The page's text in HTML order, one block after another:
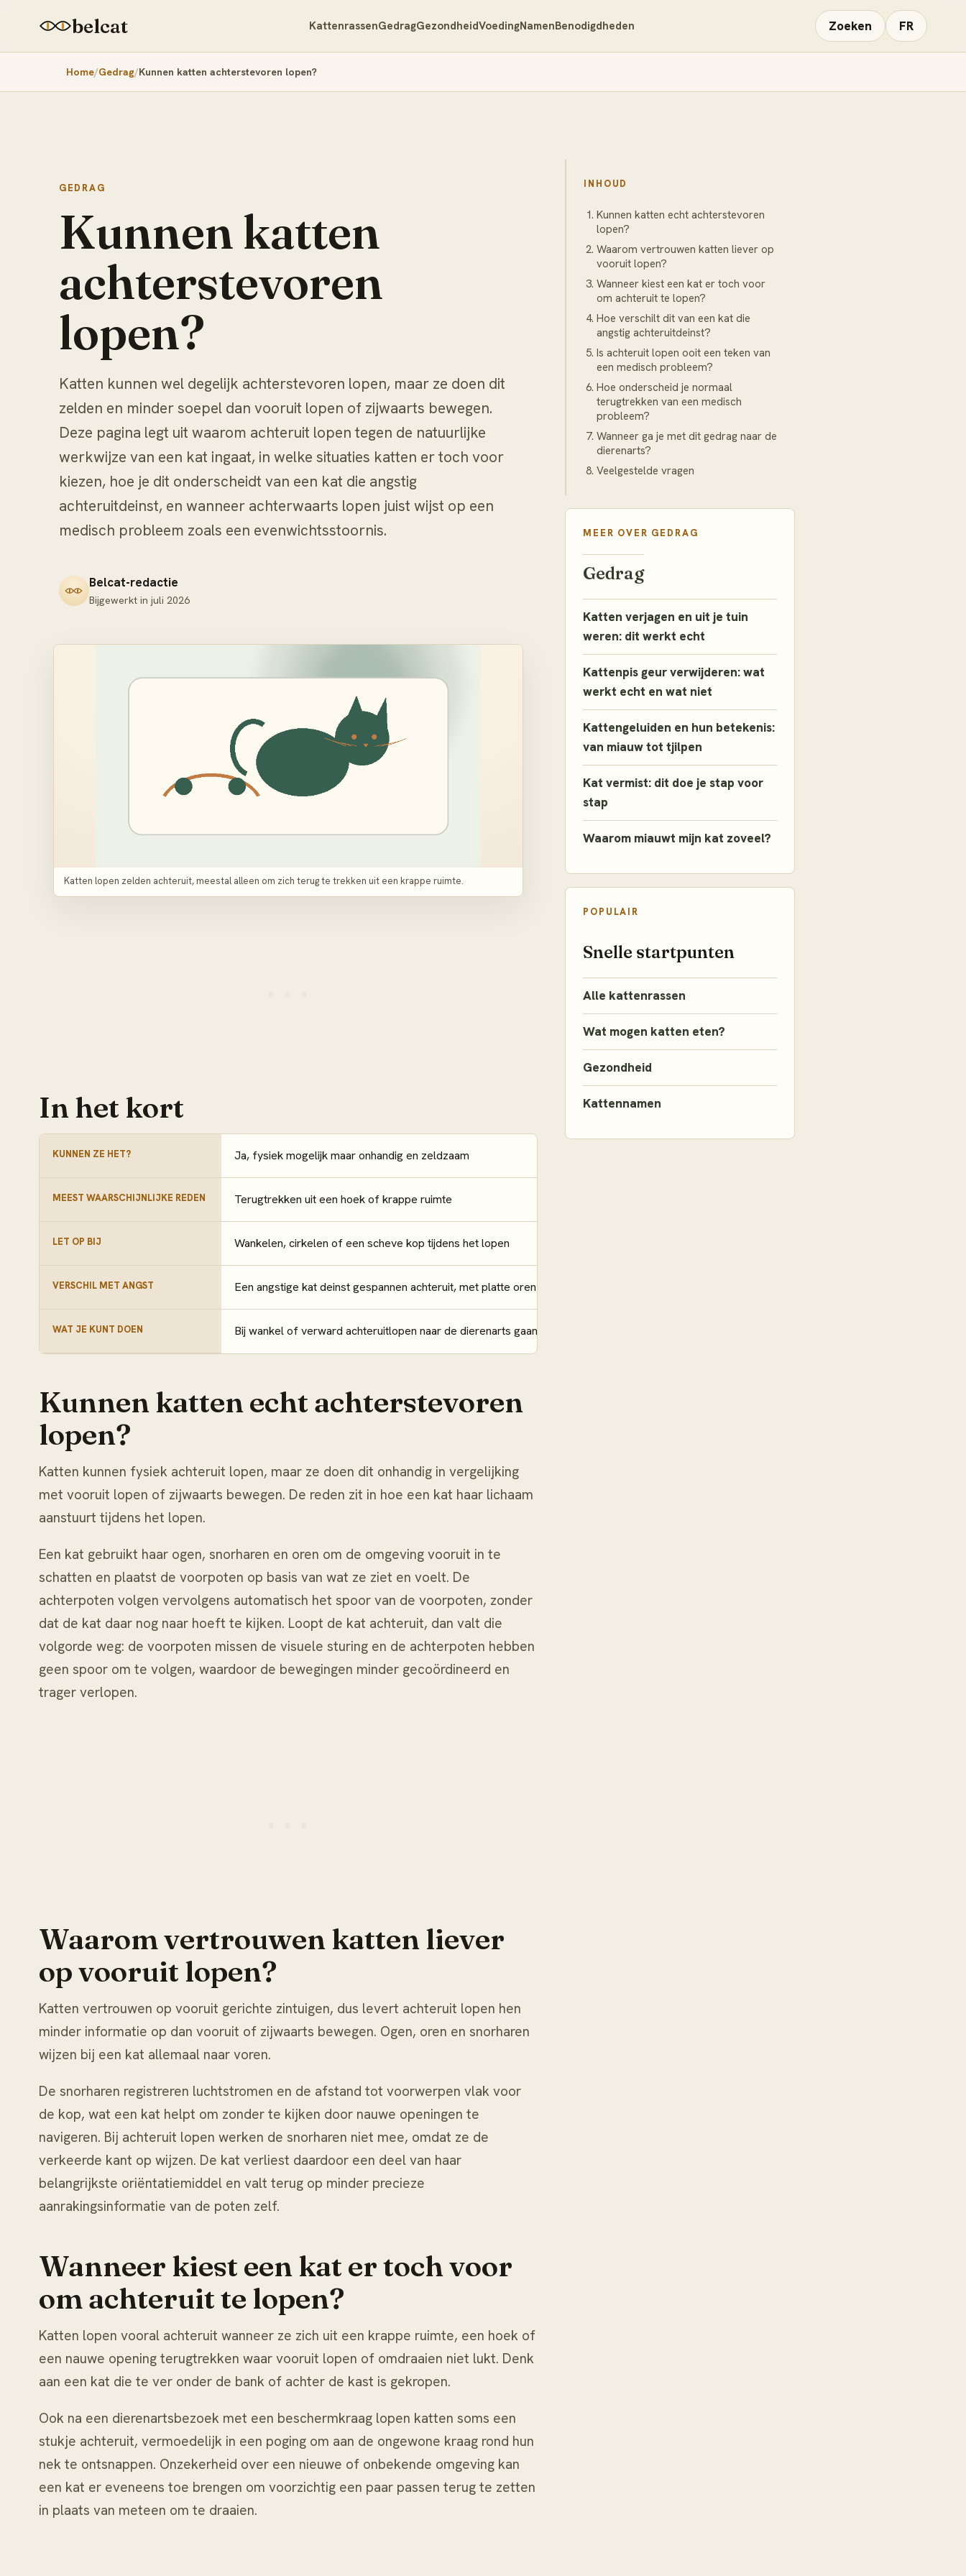
belcat KattenrassenGedragGezondheidVoedingNamenBenodigdheden Zoeken FR
Home Gedrag Kunnen katten achterstevoren lopen?
GEDRAG
Kunnen katten
achterstevoren
lopen?
Katten kunnen wel degelijk achterstevoren lopen, maar ze doen dit
zelden en minder soepel dan vooruit lopen of zijwaarts bewegen.
Deze pagina legt uit waarom achteruit lopen tegen de natuurlijke
werkwijze van een kat ingaat, in welke situaties katten er toch voor
kiezen, hoe je dit onderscheidt van een kat die angstig
achteruitdeinst, en wanneer achterwaarts lopen juist wijst op een
medisch probleem zoals een evenwichtsstoornis.
Belcat-redactie
Bijgewerkt in juli 2026
Katten lopen zelden achteruit, meestal alleen om zich terug te trekken uit een krappe ruimte.
In het kort
KUNNEN ZE HET? Ja, fysiek mogelijk maar onhandig en zeldzaam
MEEST WAARSCHIJNLIJKE REDEN Terugtrekken uit een hoek of krappe ruimte
LET OP BIJ Wankelen, cirkelen of een scheve kop tijdens het lopen
VERSCHIL MET ANGST Een angstige kat deinst gespannen achteruit, met platte oren
WAT JE KUNT DOEN Bij wankel of verward achteruitlopen naar de dierenarts gaan
Kunnen katten echt achterstevoren
lopen?
Katten kunnen fysiek achteruit lopen, maar ze doen dit onhandig in vergelijking
met vooruit lopen of zijwaarts bewegen. De reden zit in hoe een kat haar lichaam
aanstuurt tijdens het lopen.
Een kat gebruikt haar ogen, snorharen en oren om de omgeving vooruit in te
schatten en plaatst de voorpoten op basis van wat ze ziet en voelt. De
achterpoten volgen vervolgens automatisch het spoor van de voorpoten, zonder
dat de kat daar nog naar hoeft te kijken. Loopt de kat achteruit, dan valt die
volgorde weg: de voorpoten missen de visuele sturing en de achterpoten hebben
geen spoor om te volgen, waardoor de bewegingen minder gecoördineerd en
trager verlopen.
Waarom vertrouwen katten liever
op vooruit lopen?
Katten vertrouwen op vooruit gerichte zintuigen, dus levert achteruit lopen hen
minder informatie op dan vooruit of zijwaarts bewegen. Ogen, oren en snorharen
wijzen bij een kat allemaal naar voren.
De snorharen registreren luchtstromen en de afstand tot voorwerpen vlak voor
de kop, wat een kat helpt om zonder te kijken door nauwe openingen te
navigeren. Bij achteruit lopen werken de snorharen niet mee, omdat ze de
verkeerde kant op wijzen. De kat verliest daardoor een deel van haar
belangrijkste oriëntatiemiddel en valt terug op minder precieze
aanrakingsinformatie van de poten zelf.
Wanneer kiest een kat er toch voor
om achteruit te lopen?
Katten lopen vooral achteruit wanneer ze zich uit een krappe ruimte, een hoek of
een nauwe opening terugtrekken waar vooruit lopen of omdraaien niet lukt. Denk
aan een kat die te ver onder de bank of achter de kast is gekropen.
Ook na een dierenartsbezoek met een beschermkraag lopen katten soms een
stukje achteruit, vermoedelijk in een poging om aan de ongewone kraag rond hun
nek te ontsnappen. Onzekerheid over een nieuwe of onbekende omgeving kan
een kat er eveneens toe brengen om voorzichtig een paar passen terug te zetten
in plaats van meteen om te draaien.
INHOUD
Kunnen katten echt achterstevoren
lopen?
Waarom vertrouwen katten liever op
vooruit lopen?
Wanneer kiest een kat er toch voor
om achteruit te lopen?
Hoe verschilt dit van een kat die
angstig achteruitdeinst?
Is achteruit lopen ooit een teken van
een medisch probleem?
Hoe onderscheid je normaal
terugtrekken van een medisch
probleem?
Wanneer ga je met dit gedrag naar de
dierenarts?
Veelgestelde vragen
MEER OVER GEDRAG
Gedrag
Katten verjagen en uit je tuin
weren: dit werkt echt
Kattenpis geur verwijderen: wat
werkt echt en wat niet
Kattengeluiden en hun betekenis:
van miauw tot tjilpen
Kat vermist: dit doe je stap voor
stap
Waarom miauwt mijn kat zoveel?
POPULAIR
Snelle startpunten
Alle kattenrassen
Wat mogen katten eten?
Gezondheid
Kattennamen